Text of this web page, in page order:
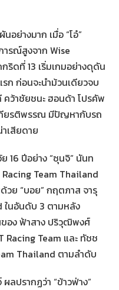
อย่างมาก เมื่อ “โอ๋”
ารณ์สูงจาก Wise
ริดที่ 13 เริ่มเกมอย่างดุดัน
ก ก่อนจะนำม้วนเดียวจบ
คว้าชัยชนะ ฮอนด้า โปรคัพ
กียรติพรรณ มีปัญหากับรถ
เสียดาย
16 ปีอย่าง “ซุนจิ” นันท
Team Thailand
วย “บอย” กฤตภาส จารุ
ในอันดับ 3 ตามหลัง
อง ฟ้าสาง ปริวุฒิพงศ์
Racing Team และ ทัชช
Thailand ตามลำดับ
ลปรากฏว่า “ข้าวฟ่าง”